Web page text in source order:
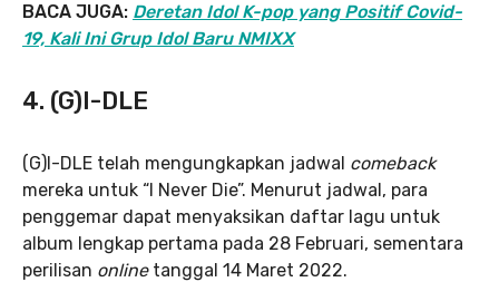
BACA JUGA: Deretan Idol K-pop yang Positif Covid-
19, Kali Ini Grup Idol Baru NMIXX
4. (G)I-DLE
(G)I-DLE telah mengungkapkan jadwal comeback
mereka untuk “I Never Die”. Menurut jadwal, para
penggemar dapat menyaksikan daftar lagu untuk
album lengkap pertama pada 28 Februari, sementara
perilisan online tanggal 14 Maret 2022.